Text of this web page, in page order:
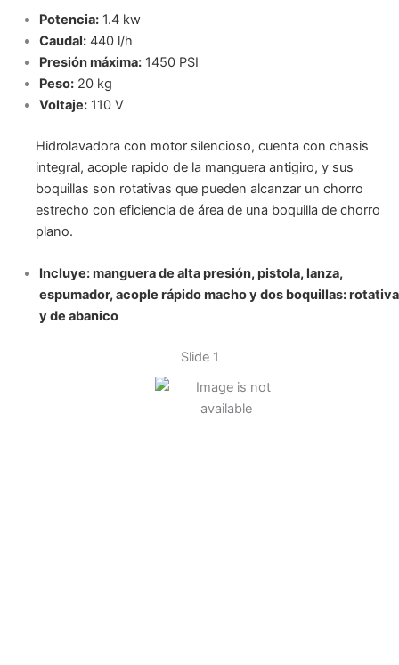
Potencia:1.4 kw
Caudal:440 l/h
Presión máxima:1450 PSI
Peso:20 kg
Voltaje:110 V
Hidrolavadora con motor silencioso, cuenta con chasis
integral, acople rapido de la manguera antigiro, y sus
boquillas son rotativas que pueden alcanzar un chorro
estrecho con eficiencia de área de una boquilla de chorro
plano.
Incluye: manguera de alta presión, pistola, lanza,
espumador, acople rápido macho y dos boquillas: rotativa
y de abanico
Slide 1